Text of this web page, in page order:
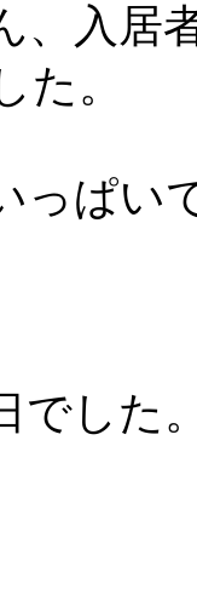
、入居
た。
っぱい
でした